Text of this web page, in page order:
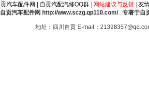
汽车配件网
自贡汽配汽修QQ群| 网站建议与反馈| 友
自贡汽车配件网 http://www.sczg.qp110.com/ 专著于自
地址：四川自贡 E-mail：